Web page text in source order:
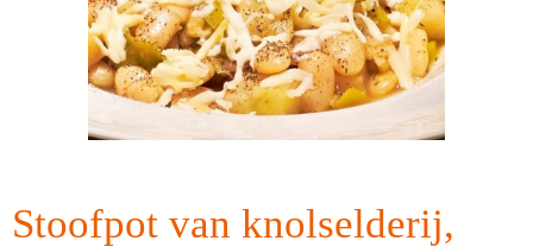
Stoofpot van knolselderij,